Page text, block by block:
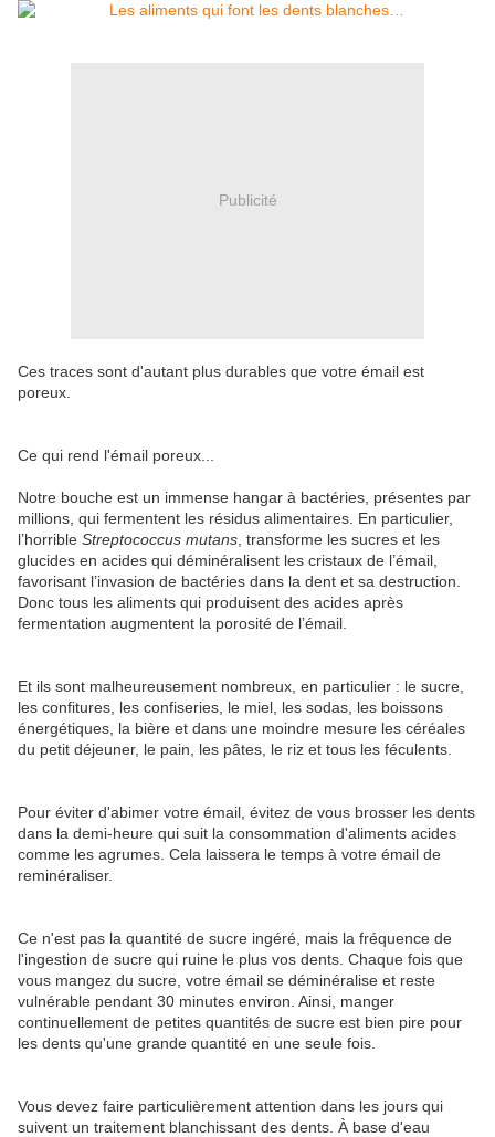
Publicité
Ces traces sont d'autant plus durables que votre émail est
poreux.
Ce qui rend l'émail poreux...
Notre bouche est un immense hangar à bactéries, présentes par
millions, qui fermentent les résidus alimentaires. En particulier,
l’horrible Streptococcus mutans , transforme les sucres et les
glucides en acides qui déminéralisent les cristaux de l’émail,
favorisant l’invasion de bactéries dans la dent et sa destruction.
Donc tous les aliments qui produisent des acides après
fermentation augmentent la porosité de l’émail.
Et ils sont malheureusement nombreux, en particulier : le sucre,
les confitures, les confiseries, le miel, les sodas, les boissons
énergétiques, la bière et dans une moindre mesure les céréales
du petit déjeuner, le pain, les pâtes, le riz et tous les féculents.
Pour éviter d'abimer votre émail, évitez de vous brosser les dents
dans la demi-heure qui suit la consommation d'aliments acides
comme les agrumes. Cela laissera le temps à votre émail de
reminéraliser.
Ce n'est pas la quantité de sucre ingéré, mais la fréquence de
l'ingestion de sucre qui ruine le plus vos dents. Chaque fois que
vous mangez du sucre, votre émail se déminéralise et reste
vulnérable pendant 30 minutes environ. Ainsi, manger
continuellement de petites quantités de sucre est bien pire pour
les dents qu'une grande quantité en une seule fois.
Vous devez faire particulièrement attention dans les jours qui
suivent un traitement blanchissant des dents. À base d'eau